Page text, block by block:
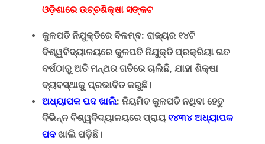
ଓଡ଼ିଶାରେ ଉଚ୍ଚଶିକ୍ଷା ସଙ୍କଟ
କୁଳପତି ନିଯୁକ୍ତିରେ ବିଳମ୍ବ: ରାଜ୍ୟର ୧୪ଟି
ବିଶ୍ୱବିଦ୍ୟାଳୟରେ କୁଳପତି ନିଯୁକ୍ତି ପ୍ରକ୍ରିୟା ଗତ
ବର୍ଷଠାରୁ ଅତି ମନ୍ଥର ଗତିରେ ଚାଲିଛି,ଯାହା ଶିକ୍ଷା
ବ୍ୟବସ୍ଥାକୁ ପ୍ରଭାବିତ କରୁଛି।
ଅଧ୍ୟାପକ ପଦ ଖାଲି: ନିୟମିତ କୁଳପତି ନଥିବା ହେତୁ
ବିଭିନ୍ନ ବିଶ୍ୱବିଦ୍ୟାଳୟରେ ପ୍ରାୟ ୧୪୩୪ଅଧ୍ୟାପକ
ପଦ ଖାଲି ପଡ଼ିଛି।